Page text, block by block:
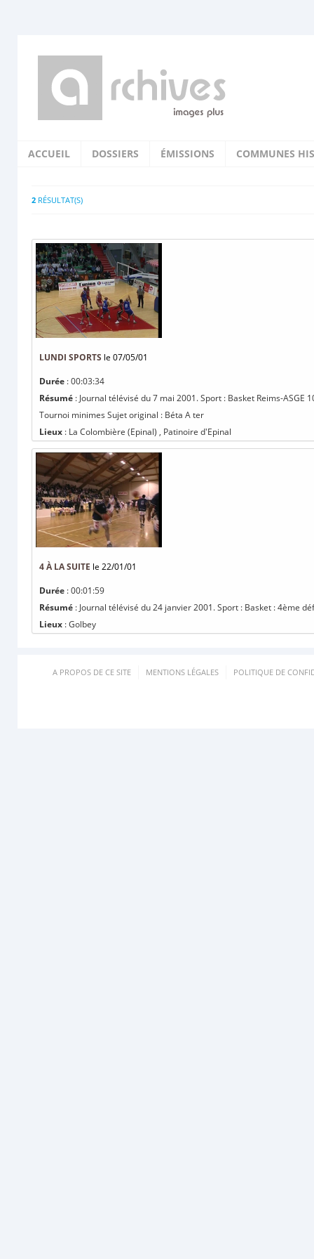
ACCUEIL DOSSIERS ÉMISSIONS COMMUNES
2 RÉSULTAT(S)
LUNDI SPORTS le 07/05/01
Durée : 00:03:34
Résumé : Journal télévisé du 7 mai 2001. Sport : Basket Reims-ASGE
Tournoi minimes Sujet original : Béta A ter
Lieux : La Colombière (Epinal) , Patinoire d'Epinal
4 À LA SUITE le 22/01/01
Durée : 00:01:59
Résumé : Journal télévisé du 24 janvier 2001. Sport : Basket : 4ème
Lieux : Golbey
A PROPOS DE CE SITE MENTIONS LÉGALES POLITIQUE DE